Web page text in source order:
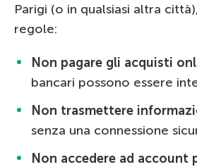
Parigi (o in qualsiasi altra
regole:
Non pagare gli acquisti
bancari possono essere
Non trasmettere
senza una connessione
Non accedere ad account